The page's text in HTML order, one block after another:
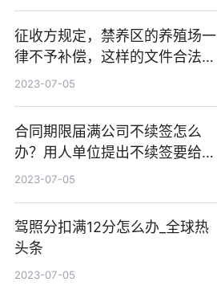
征收方规定，禁养区的养殖场一
律不予补偿，这样的文件合法
吗?|全球快资讯
2023-07-05
合同期限届满公司不续签怎么
办？用人单位提出不续签要给补
偿金吗？
2023-07-05
驾照分扣满12分怎么办_全球热
头条
2023-07-05